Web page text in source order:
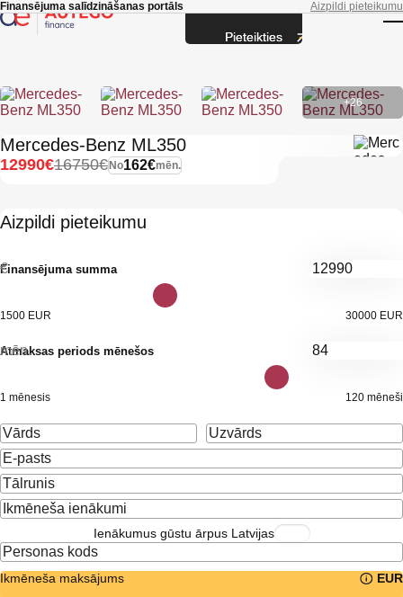
Skip to main content
Finansējuma salīdzināšanas portāls Aizpildi pieteikumu
+26
Mercedes-Benz ML350
No162€mēn.
16750€
12990€
Aizpildi pieteikumu
Finansējuma summa
€
1500 EUR 30000 EUR
Atmaksas periods mēnešos
mēn.
1 mēnesis 120 mēneši
Ienākumus gūstu ārpus Latvijas
Ikmēneša maksājums EUR